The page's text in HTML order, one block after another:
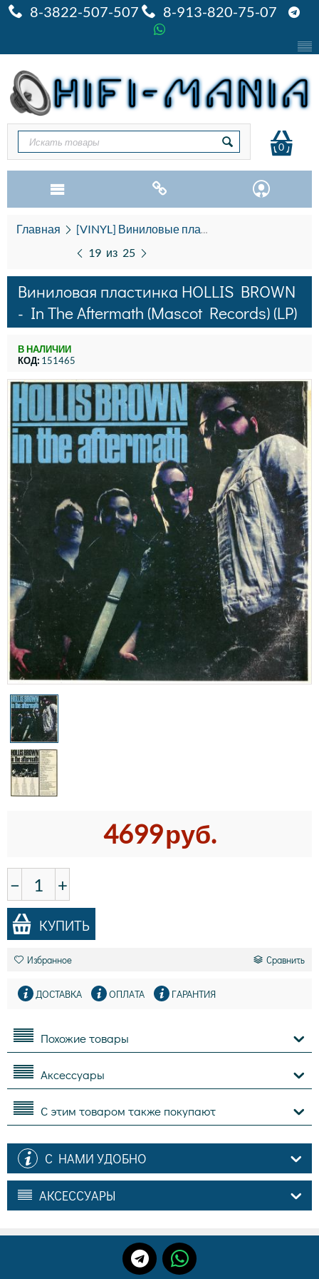
8-3822-507-507 8-913-820-75-07
0
Главная [VINYL] Виниловые пластинки
19 из 25
Виниловая пластинка HOLLIS BROWN
- In The Aftermath (Mascot Records) (LP)
В НАЛИЧИИ
КОД: 151465
4699руб.
− +
КУПИТЬ
Избранное Сравнить
ДОСТАВКА ОПЛАТА ГАРАНТИЯ
Похожие товары
Аксессуары
С этим товаром также покупают
С НАМИ УДОБНО
АКСЕССУАРЫ